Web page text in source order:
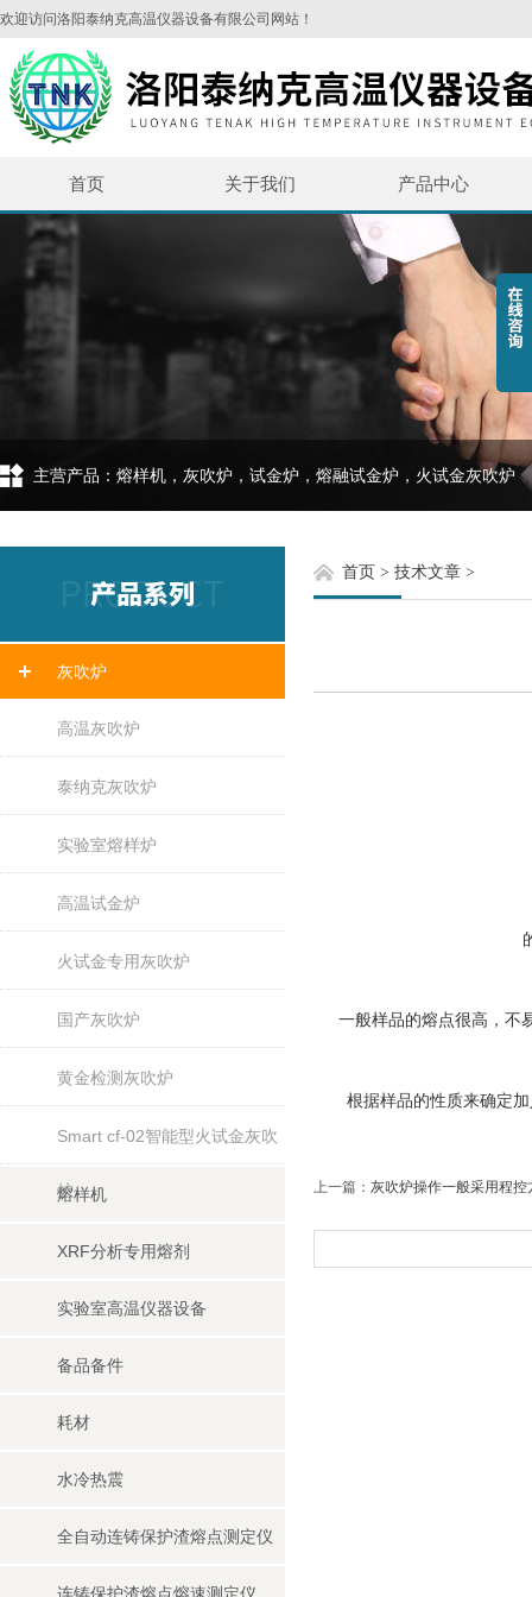
欢迎访问洛阳泰纳克高温仪器设备有限公司网站！
首页 关于我们 产品中心
主营产品：熔样机，灰吹炉，试金炉，熔融试金炉，火试金灰吹炉
灰吹炉
高温灰吹炉
泰纳克灰吹炉
实验室熔样炉
高温试金炉
火试金专用灰吹炉
国产灰吹炉
黄金检测灰吹炉
Smart cf-02智能型火试金灰吹
炉
熔样机
XRF分析专用熔剂
实验室高温仪器设备
备品备件
耗材
水冷热震
全自动连铸保护渣熔点测定仪
首页 > 技术文章 >
一般样品的熔点很高，不
根据样品的性质来确定加
上一篇： 灰吹炉操作一般采用程控